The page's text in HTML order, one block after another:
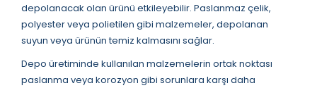
depolanacak olan ürünü etkileyebilir. Paslanmaz çelik,
polyester veya polietilen gibi malzemeler, depolanan
suyun veya ürünün temiz kalmasını sağlar.
Depo üretiminde kullanılan malzemelerin ortak noktası
paslanma veya korozyon gibi sorunlara karşı daha